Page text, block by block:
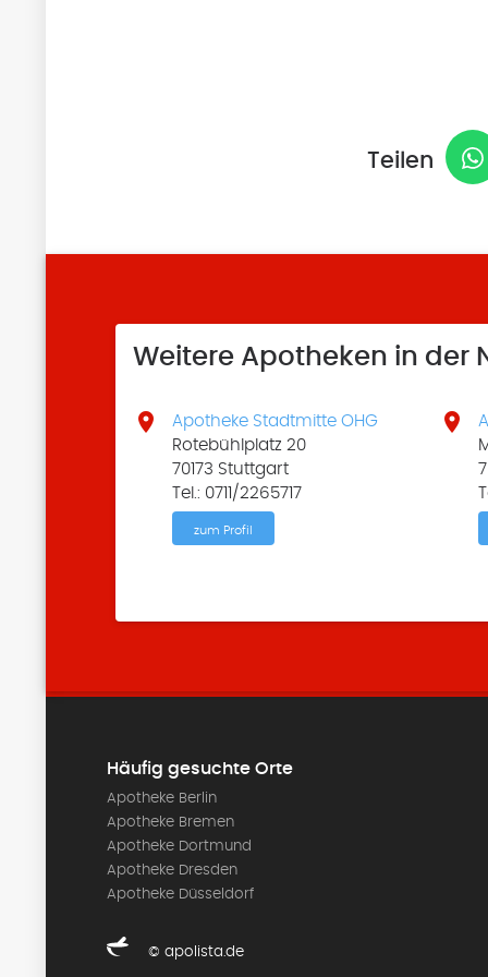
Teilen
Weitere Apotheken in der

Apotheke Stadtmitte OHG
Rotebühlplatz 20
70173 Stuttgart
Tel.: 0711/2265717
zum Profil

Häufig gesuchte Orte
Apotheke Berlin
Apotheke Bremen
Apotheke Dortmund
Apotheke Dresden
Apotheke Düsseldorf
© apolista.de